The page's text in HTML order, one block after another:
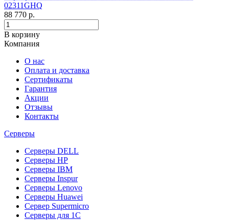
02311GHQ
88 770 р.
В корзину
Компания
О нас
Оплата и доставка
Сертификаты
Гарантия
Акции
Отзывы
Контакты
Серверы
Серверы DELL
Серверы HP
Серверы IBM
Серверы Inspur
Серверы Lenovo
Серверы Huawei
Сервер Supermicro
Серверы для 1C